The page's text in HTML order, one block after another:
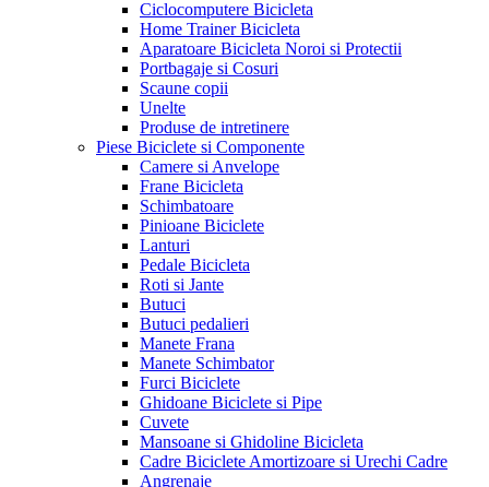
Ciclocomputere Bicicleta
Home Trainer Bicicleta
Aparatoare Bicicleta Noroi si Protectii
Portbagaje si Cosuri
Scaune copii
Unelte
Produse de intretinere
Piese Biciclete si Componente
Camere si Anvelope
Frane Bicicleta
Schimbatoare
Pinioane Biciclete
Lanturi
Pedale Bicicleta
Roti si Jante
Butuci
Butuci pedalieri
Manete Frana
Manete Schimbator
Furci Biciclete
Ghidoane Biciclete si Pipe
Cuvete
Mansoane si Ghidoline Bicicleta
Cadre Biciclete Amortizoare si Urechi Cadre
Angrenaje